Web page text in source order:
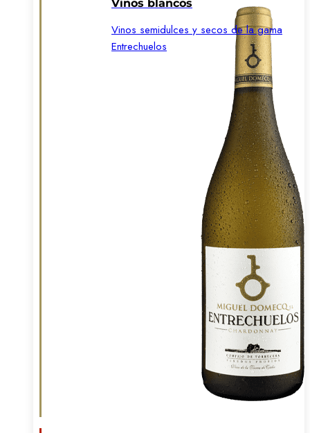
Vinos blancos
Vinos semidulces y secos de la gama
Entrechuelos